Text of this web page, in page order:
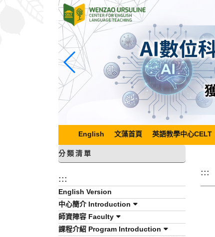
English 文藻首頁 英語教學中心CELT
分類清單
:::
English Version
中心簡介 Introduction
師資陣容 Faculty
課程介紹 Program Introduction
:::